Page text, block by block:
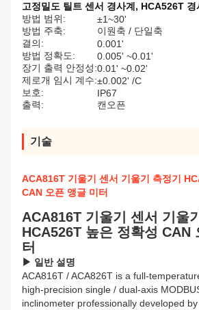
고정밀도 틸트 센서 경사계 , HCA526T 경
방법 범위:
±1~30'
방법 주축:
이원축 / 단일축
결의:
0.001'
방법 정확도:
0.005' ~0.01'
장기 출력 안정성:0.01' ~0.02'
제로개 임시 계수:±0.002' /C
보호:
IP67
출력:
캔오픈
기술
ACA816T 기울기 센서 기울기 측정기
CAN 오픈 앵글 미터
ACA816T 기울기 센서 기울
HCA526T 높은 정확성 CAN
터
▶ 일반 설명
ACA816T / ACA826T is a full-
high-precision single / dual-axis
inclinometer professionally developed